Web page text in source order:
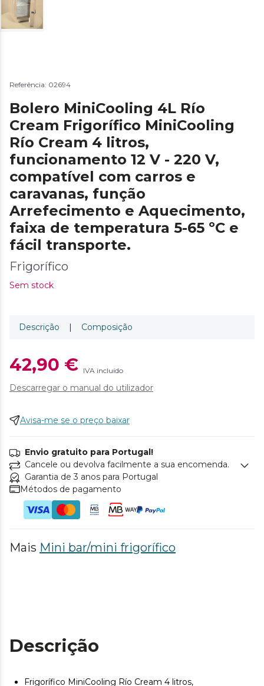
Referência: 02694
Bolero MiniCooling 4L Río
Cream Frigorífico MiniCooling
Río Cream 4 litros,
funcionamento 12 V - 220 V,
compatível com carros e
caravanas, função
Arrefecimento e Aquecimento,
faixa de temperatura 5-65 ºC e
fácil transporte.
Frigorífico
Sem stock
Descrição | Composição
42,90 € IVA incluído
Descarregar o manual do utilizador
Avisa-me se o preço baixar
Envio gratuito para Portugal!
Cancele ou devolva facilmente a sua encomenda.
Garantia de 3 anos para Portugal
Métodos de pagamento
Mais Mini bar/mini frigorífico
Descrição
Frigorífico MiniCooling Río Cream 4 litros,